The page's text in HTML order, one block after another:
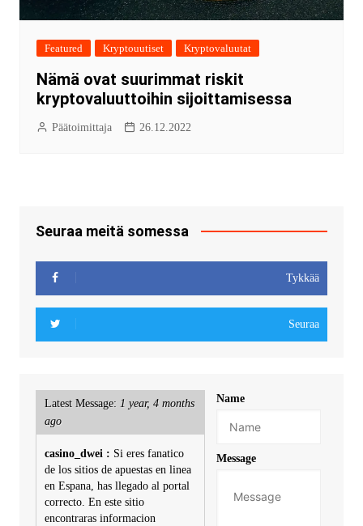
Featured Kryptouutiset Kryptovaluutat
Nämä ovat suurimmat riskit
kryptovaluuttoihin sijoittamisessa
Päätoimittaja 26.12.2022
Seuraa meitä somessa
Tykkää
Seuraa
Latest Message: 1 year, 4 months
ago
casino_dwei : Si eres fanatico
de los sitios de apuestas en linea
en Espana, has llegado al portal
correcto. En este sitio
encontraras informacion
Name
Message